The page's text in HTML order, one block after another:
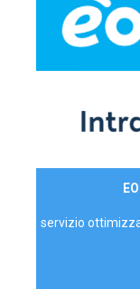
servizio